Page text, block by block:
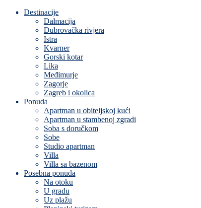
Destinacije
Dalmacija
Dubrovačka rivjera
Istra
Kvarner
Gorski kotar
Lika
Međimurje
Zagorje
Zagreb i okolica
Ponuda
Apartman u obiteljskoj kući
Apartman u stambenoj zgradi
Soba s doručkom
Sobe
Studio apartman
Villa
Villa sa bazenom
Posebna ponuda
Na otoku
U gradu
Uz plažu